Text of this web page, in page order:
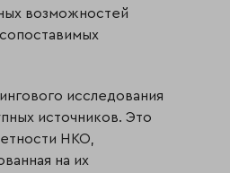
возможностей
исследования
источников. Это
НКО,
на их